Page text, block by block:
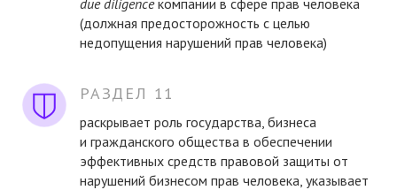
(должная предосторожность с целью
недопущения нарушений прав человека)
РАЗДЕЛ 11
раскрывает роль государства, бизнеса
и гражданского общества в обеспечении
эффективных средств правовой защиты от
нарушений бизнесом прав человека, указывает